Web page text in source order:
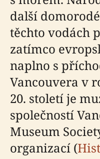
další
těchto vodách
zatímco
naplno s
Vancouvera v
20. století je
společností
Museum
organizací (